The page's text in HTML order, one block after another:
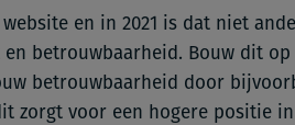
en in 2021 is dat niet
betrouwbaarheid. Bouw dit op
betrouwbaarheid door
zorgt voor een hogere positie in